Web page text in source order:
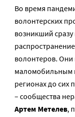
Во время
волонтерских
возникший сразу
волонтеров.
маломобильным
регионах до сих
– сообщества
Артем Метелев,